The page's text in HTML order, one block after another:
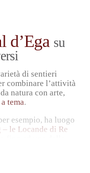
d’Ega su
di sentieri
combinare l’attività
natura con arte,
tema.
esempio, ha luogo
– le Locande di Re
un